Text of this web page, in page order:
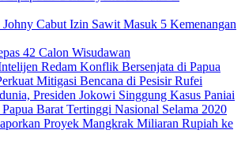
Cabut Izin Sawit Masuk 5 Kemenangan
42 Calon Wisudawan
Redam Konflik Bersenjata di Papua
Mitigasi Bencana di Pesisir Rufei
Presiden Jokowi Singgung Kasus Paniai
Barat Tertinggi Nasional Selama 2020
Proyek Mangkrak Miliaran Rupiah ke